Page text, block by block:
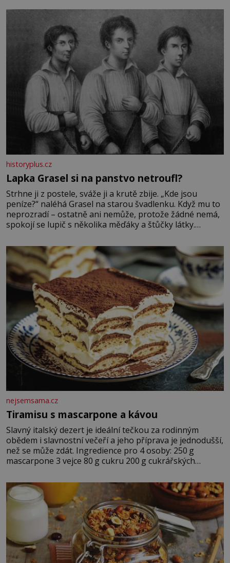
bez které si českou zahradu ani nedokážeme představit.
historyplus.cz
Lapka Grasel si na panstvo netroufl?
Strhne ji z postele, sváže ji a krutě zbije. „Kde jsou
peníze?“ naléhá Grasel na starou švadlenku. Když mu to
neprozradí – ostatně ani nemůže, protože žádné nemá,
spokojí se lupič s několika měďáky a štůčky látky.
krutý. Jeho činy budí hrůzu ještě dlouho po jeho smrti
nejsemsama.cz
Tiramisu s mascarpone a kávou
Slavný italský dezert je ideální tečkou za rodinným
obědem i slavnostní večeří a jeho příprava je jednodušší,
než se může zdát. Ingredience pro 4 osoby: 250 g
mascarpone 3 vejce 80 g cukru 200 g cukrářských
posypání Postup: Oddělte žloutky od bílků. Žloutky
vyšlehejte s cukrem do světlé pěny a postupně do nich
vmíchejte mascarpone, aby vznikl hladký